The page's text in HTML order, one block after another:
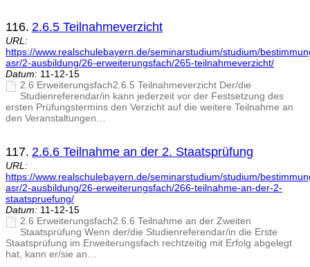
116. 2.6.5 Teilnahmeverzicht
URL:
https://www.realschulebayern.de/seminarstudium/studium/
asr/2-ausbildung/26-erweiterungsfach/265-teilnahmeverzicht/
Datum: 11-12-15
2.6 Erweiterungsfach2.6.5 Teilnahmeverzicht Der/die
Studienreferendar/in kann jederzeit vor der Festsetzung des
ersten Prüfungstermins den Verzicht auf die weitere Teilnahme an
den Veranstaltungen…
117. 2.6.6 Teilnahme an der 2. Staatsprüfung
URL:
https://www.realschulebayern.de/seminarstudium/studium/
asr/2-ausbildung/26-erweiterungsfach/266-teilnahme-an-der-2-
staatspruefung/
Datum: 11-12-15
2.6 Erweiterungsfach2.6.6 Teilnahme an der Zweiten
Staatsprüfung Wenn der/die Studienreferendar/in die Erste
Staatsprüfung im Erweiterungsfach rechtzeitig mit Erfolg abgelegt
hat, kann er/sie an…